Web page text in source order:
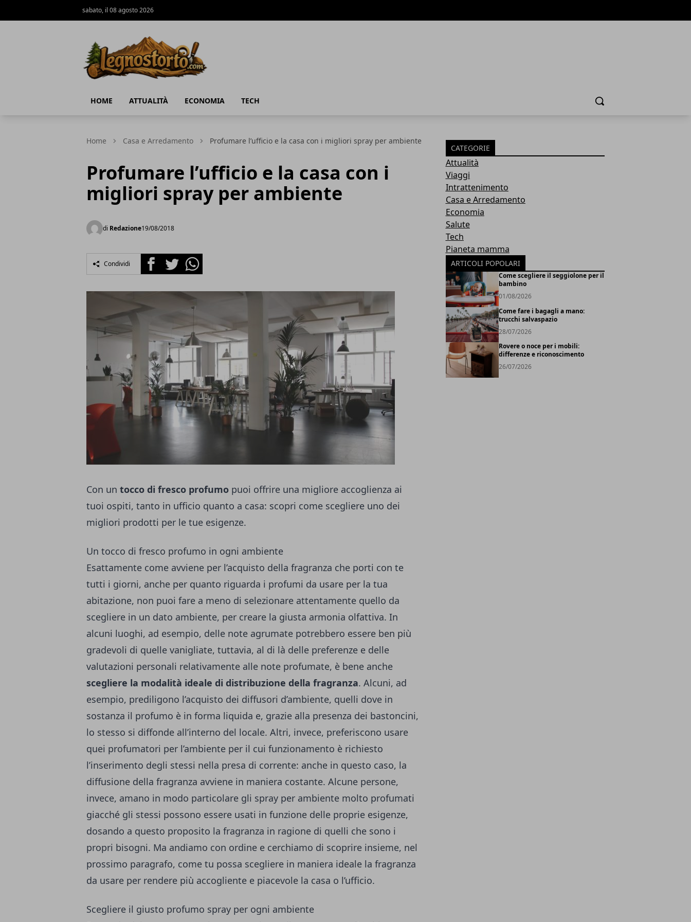
sabato, il 08 agosto 2026
HOME ATTUALITÀ ECONOMIA TECH Cerca
Home Casa e Arredamento Profumare l’ufficio e la casa con i migliori spray per ambiente
Profumare l’ufficio e la casa con i
migliori spray per ambiente
di Redazione19/08/2018
Condividi FacebookTwitterWhatsapp
Con un tocco di fresco profumo puoi offrire una migliore accoglienza ai
tuoi ospiti, tanto in ufficio quanto a casa: scopri come scegliere uno dei
migliori prodotti per le tue esigenze.
Un tocco di fresco profumo in ogni ambiente
Esattamente come avviene per l’acquisto della fragranza che porti con te
tutti i giorni, anche per quanto riguarda i profumi da usare per la tua
abitazione, non puoi fare a meno di selezionare attentamente quello da
scegliere in un dato ambiente, per creare la giusta armonia olfattiva. In
alcuni luoghi, ad esempio, delle note agrumate potrebbero essere ben più
gradevoli di quelle vanigliate, tuttavia, al di là delle preferenze e delle
valutazioni personali relativamente alle note profumate, è bene anche
scegliere la modalità ideale di distribuzione della fragranza. Alcuni, ad
esempio, prediligono l’acquisto dei diffusori d’ambiente, quelli dove in
sostanza il profumo è in forma liquida e, grazie alla presenza dei bastoncini,
lo stesso si diffonde all’interno del locale. Altri, invece, preferiscono usare
quei profumatori per l’ambiente per il cui funzionamento è richiesto
l’inserimento degli stessi nella presa di corrente: anche in questo caso, la
diffusione della fragranza avviene in maniera costante. Alcune persone,
invece, amano in modo particolare gli spray per ambiente molto profumati
giacché gli stessi possono essere usati in funzione delle proprie esigenze,
dosando a questo proposito la fragranza in ragione di quelli che sono i
propri bisogni. Ma andiamo con ordine e cerchiamo di scoprire insieme, nel
prossimo paragrafo, come tu possa scegliere in maniera ideale la fragranza
da usare per rendere più accogliente e piacevole la casa o l’ufficio.
Scegliere il giusto profumo spray per ogni ambiente
CATEGORIE
Attualità
Viaggi
Intrattenimento
Casa e Arredamento
Economia
Salute
Tech
Pianeta mamma
ARTICOLI POPOLARI
Come scegliere il seggiolone per il
bambino
01/08/2026
Come fare i bagagli a mano:
trucchi salvaspazio
28/07/2026
Rovere o noce per i mobili:
differenze e riconoscimento
26/07/2026